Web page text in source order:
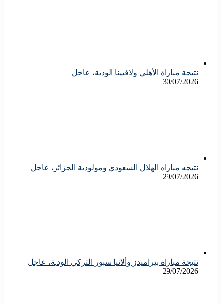
نتيجة مباراة الأهلي ولافيينا الودية، عاجل
30/07/2026
نتيجه مباراه الهلال السعودي ومولودية الجزائر، عاجل
29/07/2026
نتيجة مباراة بيراميدز وألانيا سبور التركي الودية، عاجل
29/07/2026